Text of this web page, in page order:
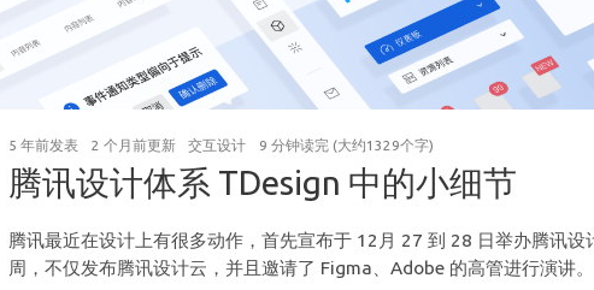
5 年前发表 2 个月前更新 交互设计 9 分钟读完 (大约1329个字)
腾讯设计体系 TDesign 中的小细节
腾讯最近在设计上有很多动作，首先宣布于 12月 27 到 28 日举办腾讯设
周，不仅发布腾讯设计云，并且邀请了 Figma、Adobe 的高管进行演讲。